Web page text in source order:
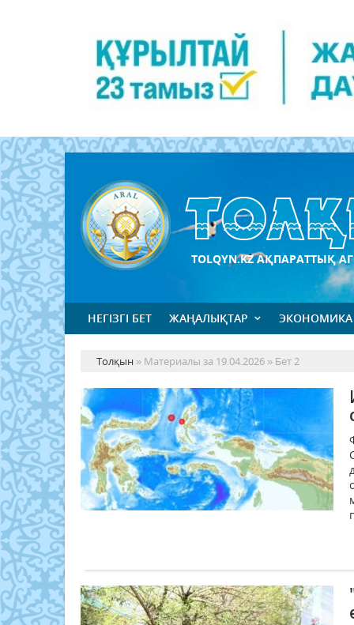
TOLQYN.KZ АҚПАРАТТЫҚ
НЕГІЗГІ БЕТ ЖАҢАЛЫҚТАР ЭКОНОМИКА
Толқын » Материалы за 19.04.2026 » Бет 2